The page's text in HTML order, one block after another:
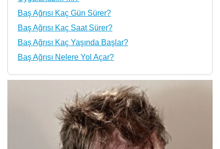
Baş Ağrısı Kaç Gün Sürer?
Baş Ağrısı Kaç Saat Sürer?
Baş Ağrısı Kaç Yaşında Başlar?
Baş Ağrısı Nelere Yol Açar?